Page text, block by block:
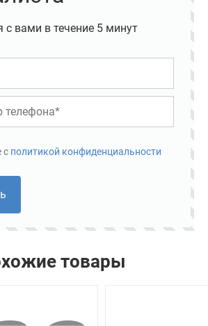
вами в течение 5 минут
с политикой конфиденциальности
товары